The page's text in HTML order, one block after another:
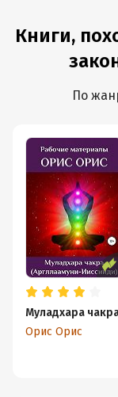
Книги,
По
Муладхара
Орис Орис